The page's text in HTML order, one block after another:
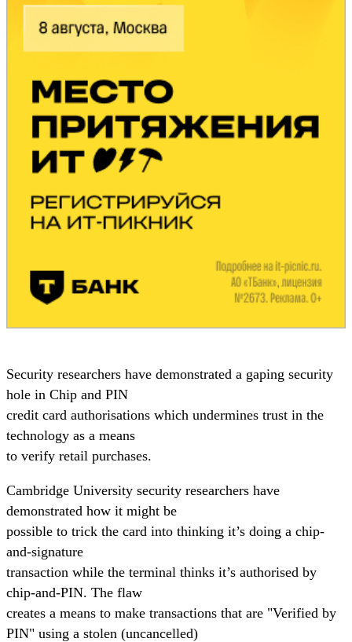
Security researchers have demonstrated a gaping security
hole in Chip and PIN
credit card authorisations which undermines trust in the
technology as a means
to verify retail purchases.
Cambridge University security researchers have
demonstrated how it might be
possible to trick the card into thinking it’s doing a chip-
and-signature
transaction while the terminal thinks it’s authorised by
chip-and-PIN. The flaw
creates a means to make transactions that are "Verified by
PIN" using a stolen (uncancelled)